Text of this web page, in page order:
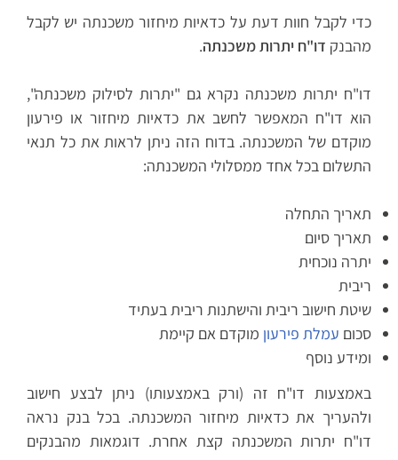
כדי לקבל חוות דעת על כדאיות מיחזור משכנתה יש לקבל
מהבנק דו"ח יתרות משכנתה.
דו"ח יתרות משכנתה נקרא גם "יתרות לסילוק משכנתה",
הוא דו"ח המאפשר לחשב את כדאיות מיחזור או פירעון
מוקדם של המשכנתה. בדוח הזה ניתן לראות את כל תנאי
התשלום בכל אחד ממסלולי המשכנתה:
תאריך התחלה
תאריך סיום
יתרה נוכחית
ריבית
שיטת חישוב ריבית והישתנות ריבית בעתיד
סכום עמלת פירעון מוקדם אם קיימת
ומידע נוסף
באמצעות דו"ח זה (ורק באמצעותו) ניתן לבצע חישוב
ולהעריך את כדאיות מיחזור המשכנתה. בכל בנק נראה
דו"ח יתרות המשכנתה קצת אחרת. דוגמאות מהבנקים